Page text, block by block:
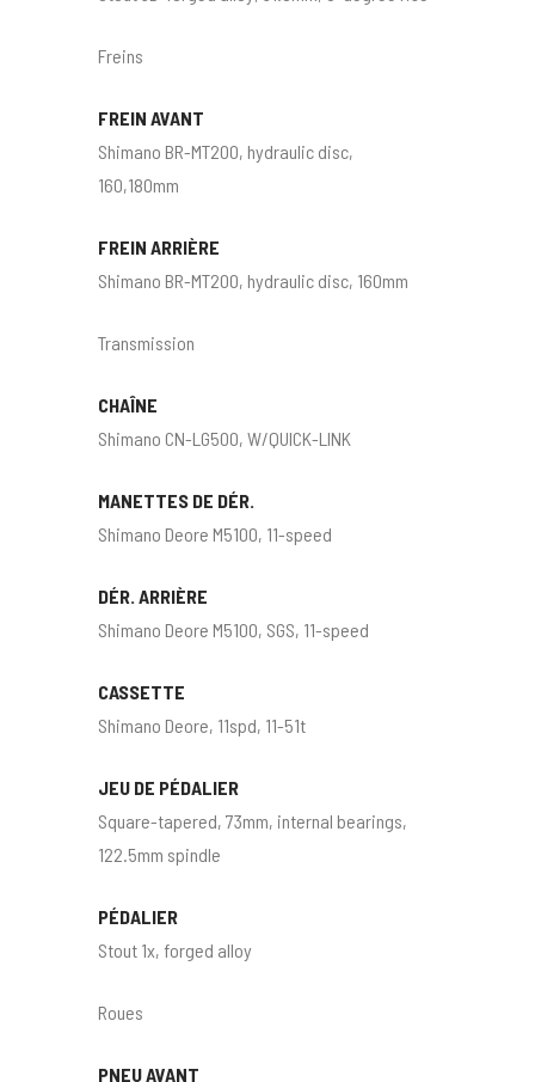
Freins
FREIN AVANT
Shimano BR-MT200, hydraulic disc,
160,180mm
FREIN ARRIÈRE
Shimano BR-MT200, hydraulic disc, 160mm
Transmission
CHAÎNE
Shimano CN-LG500, W/QUICK-LINK
MANETTES DE DÉR.
Shimano Deore M5100, 11-speed
DÉR. ARRIÈRE
Shimano Deore M5100, SGS, 11-speed
CASSETTE
Shimano Deore, 11spd, 11-51t
JEU DE PÉDALIER
Square-tapered, 73mm, internal bearings,
122.5mm spindle
PÉDALIER
Stout 1x, forged alloy
Roues
PNEU AVANT